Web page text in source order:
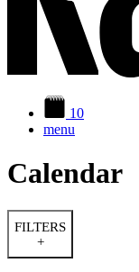
10
menu
Calendar
FILTERS
+